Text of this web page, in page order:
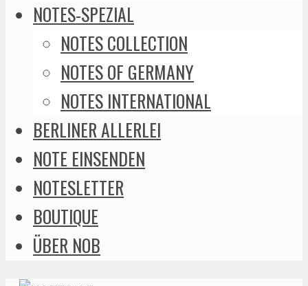
NOTES-SPEZIAL
NOTES COLLECTION
NOTES OF GERMANY
NOTES INTERNATIONAL
BERLINER ALLERLEI
NOTE EINSENDEN
NOTESLETTER
BOUTIQUE
ÜBER NOB